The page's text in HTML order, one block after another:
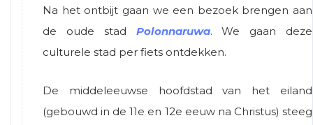
Na het ontbijt gaan we een bezoek brengen aan
de oude stad Polonnaruwa. We gaan deze
culturele stad per fiets ontdekken.
De middeleeuwse hoofdstad van het eiland
(gebouwd in de 11e en 12e eeuw na Christus) steeg